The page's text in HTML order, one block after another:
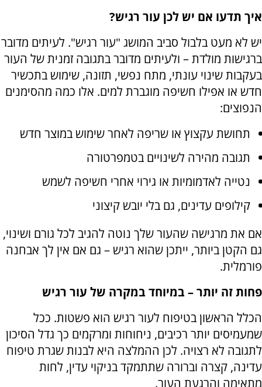
איך תדעו אם יש לכן עור רגיש?
יש לא מעט בלבול סביב המושג "עור רגיש". לעיתים מדובר
ברגישות מולדת – ולעיתים מדובר בתגובה זמנית של העור
בעקבות שינוי עונתי, מתח נפשי, תזונה, שימוש בתכשיר
חדש או אפילו חשיפה מוגברת למים. אלו כמה מהסימנים
הנפוצים:
תחושת עקצוץ או שריפה לאחר שימוש במוצר חדש
תגובה מהירה לשינויים בטמפרטורה
נטייה לאדמומיות או גירוי אחרי חשיפה לשמש
קילופים עדינים, גם בלי יובש קיצוני
אם את מרגישה שהעור שלך נוטה להגיב לכל גורם ושינוי,
גם הקטן ביותר, ייתכן שהוא רגיש – גם אם אין לך אבחנה
פורמלית.
פחות זה יותר – במיוחד במקרה של עור רגיש
הכלל הראשון בטיפוח לעור רגיש הוא פשטות. ככל
שמעמיסים יותר רכיבים, ניחוחות ומרקמים כך גדל הסיכון
לתגובה לא רצויה. לכן ההמלצה היא לבנות שגרת טיפוח
עדינה, קצרה וברורה שתתמקד בניקוי עדין, לחות
מתאימה והרגעת העור.